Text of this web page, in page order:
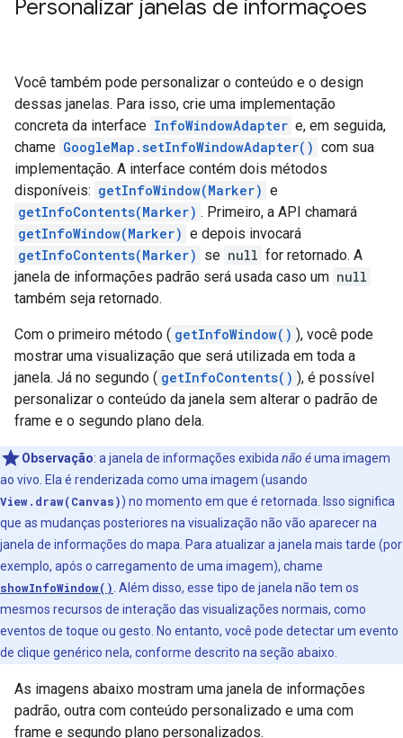
Personalizar janelas de informações
Você também pode personalizar o conteúdo e o design
dessas janelas. Para isso, crie uma implementação
concreta da interface InfoWindowAdapter e, em seguida,
chame GoogleMap.setInfoWindowAdapter() com sua
implementação. A interface contém dois métodos
disponíveis: getInfoWindow(Marker) e
getInfoContents(Marker) . Primeiro, a API chamará
getInfoWindow(Marker) e depois invocará
getInfoContents(Marker) se null for retornado. A
janela de informações padrão será usada caso um null
também seja retornado.
Com o primeiro método ( getInfoWindow() ), você pode
mostrar uma visualização que será utilizada em toda a
janela. Já no segundo ( getInfoContents() ), é possível
personalizar o conteúdo da janela sem alterar o padrão de
frame e o segundo plano dela.
Observação: a janela de informações exibida não éuma imagem
ao vivo. Ela é renderizada como uma imagem (usando
View.draw(Canvas)) no momento em que é retornada. Isso significa
que as mudanças posteriores na visualização não vão aparecer na
janela de informações do mapa. Para atualizar a janela mais tarde (por
exemplo, após o carregamento de uma imagem), chame
showInfoWindow() . Além disso, esse tipo de janela não tem os
mesmos recursos de interação das visualizações normais, como
eventos de toque ou gesto. No entanto, você pode detectar um evento
de clique genérico nela, conforme descrito na seção abaixo.
As imagens abaixo mostram uma janela de informações
padrão, outra com conteúdo personalizado e uma com
frame e segundo plano personalizados.